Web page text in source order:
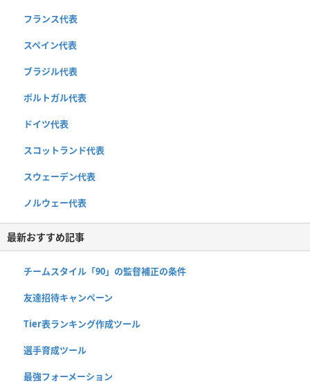
フランス代表
スペイン代表
ブラジル代表
ポルトガル代表
ドイツ代表
スコットランド代表
スウェーデン代表
ノルウェー代表
最新おすすめ記事
チームスタイル「90」の監督補正の条件
友達招待キャンペーン
Tier表ランキング作成ツール
選手育成ツール
最強フォーメーション